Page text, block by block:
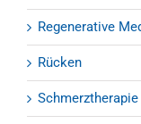
Regenerative
Rücken